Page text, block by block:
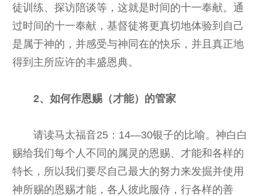
徒训练、探访陪谈等，这就是时间的十一奉献。通
过时间的十一奉献，基督徒将更真切地体验到自己
是属于神的，并感受与神同在的快乐，并且真正地
得到主所应许的丰盛恩典。
2、如何作恩赐（才能）的管家
请读马太福音25：14—30银子的比喻。神白白
赐给我们每个人不同的属灵的恩赐、才能和各样的
特长，所以我们要尽自己最大的努力来发掘并使用
神所赐的恩赐才能，各人彼此服侍，行各样的善